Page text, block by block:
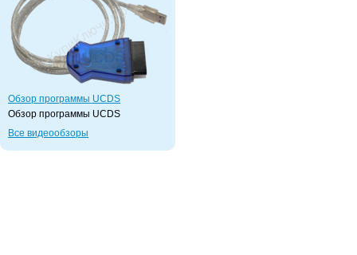
Обзор программы UCDS
Обзор программы UCDS
Все видеообзоры